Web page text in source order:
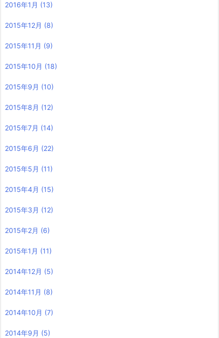
2016年1月 (13)
2015年12月 (8)
2015年11月 (9)
2015年10月 (18)
2015年9月 (10)
2015年8月 (12)
2015年7月 (14)
2015年6月 (22)
2015年5月 (11)
2015年4月 (15)
2015年3月 (12)
2015年2月 (6)
2015年1月 (11)
2014年12月 (5)
2014年11月 (8)
2014年10月 (7)
2014年9月 (5)